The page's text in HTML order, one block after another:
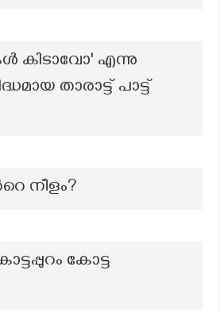
കിടാവോ' എന്നു
താരാട്ട് പാട്ട്
നീളം?
കോട്ട